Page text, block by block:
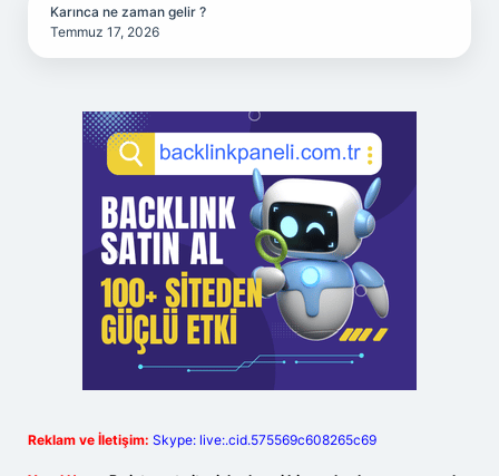
Karınca ne zaman gelir ?
Temmuz 17, 2026
Reklam ve İletişim: Skype: live:.cid.575569c608265c69